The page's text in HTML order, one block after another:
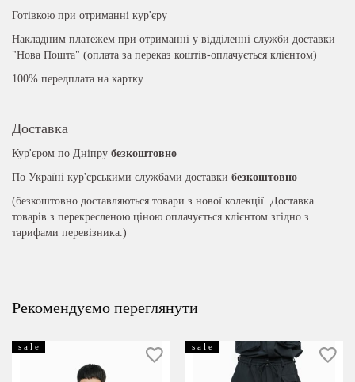
Готівкою при отриманні кур'єру
Накладним платежем при отриманні у відділенні служби доставки
"Нова Пошта" (оплата за переказ коштів-оплачується клієнтом)
100% передплата на картку
Доставка
Кур'єром по Дніпру безкоштовно
По Україні кур'єрськими службами доставки безкоштовно
(безкоштовно доставляються товари з нової колекції. Доставка
товарів з перекресленою ціною оплачується клієнтом згідно з
тарифами перевізника.)
Рекомендуємо переглянути
s a l e s a l e